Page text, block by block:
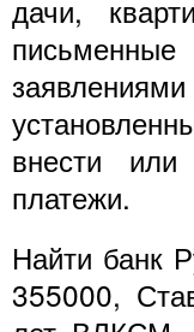
дачи,
внести
платежи.
Найти банк
355000,